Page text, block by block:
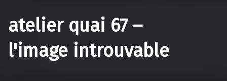
atelier quai 67 –
l'image introuvable